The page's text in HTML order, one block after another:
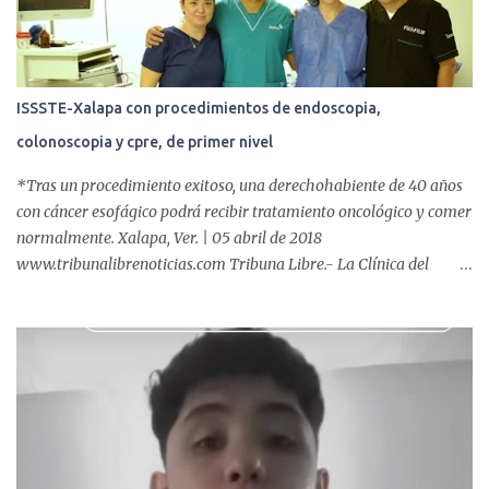
s
ISSSTE-Xalapa con procedimientos de endoscopia,
colonoscopia y cpre, de primer nivel
*Tras un procedimiento exitoso, una derechohabiente de 40 años
con cáncer esofágico podrá recibir tratamiento oncológico y comer
normalmente. Xalapa, Ver. | 05 abril de 2018
www.tribunalibrenoticias.com Tribuna Libre.- La Clínica del
incluyen endoscopia, colonoscopia y colangiopancreatografía
retrógrada endoscópica (CPRE), con equipo de alta tecnología de
videoendoscopia gástrica y con especialistas certificados. Además
se cuenta con endoscopios de última tecnología que permiten
diagnósticos con mayor certeza y sin dolor para el paciente, a
través de la atención de un equipo de profesionales